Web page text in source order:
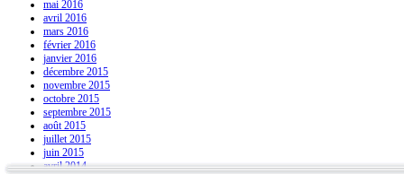
mai 2016
avril 2016
mars 2016
février 2016
janvier 2016
décembre 2015
novembre 2015
octobre 2015
septembre 2015
août 2015
juillet 2015
juin 2015
avril 2014